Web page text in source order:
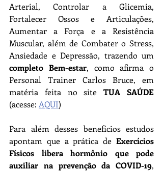
Arterial, Controlar a Glicemia,
Fortalecer Ossos e Articulações,
Aumentar a Força e a Resistência
Muscular, além de Combater o Stress,
completo Bem-estar, como afirma o
Personal Trainer Carlos Bruce, em
matéria feita no site TUA SAÚDE
(acesse: AQUI)
Para além desses benefícios estudos
apontam que a prática de Exercícios
Físicos libera hormônio que pode
auxiliar na prevenção da COVID-19,